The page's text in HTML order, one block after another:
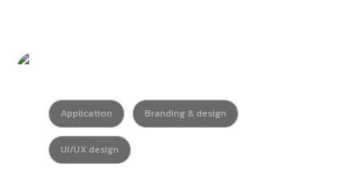
Application Branding & design
UI/UX design
Athobot